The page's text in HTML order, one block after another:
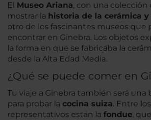
El Museo Ariana, con una colección
mostrar la historia de la cerámica
otro de los fascinantes museos que
encontrar en Ginebra. Los objetos
la forma en que se fabricaba la
desde la Alta Edad Media.
¿Qué se puede comer en
Tu viaje a Ginebra también será una
para probar la cocina suiza. Entre
representativos están la fondue,